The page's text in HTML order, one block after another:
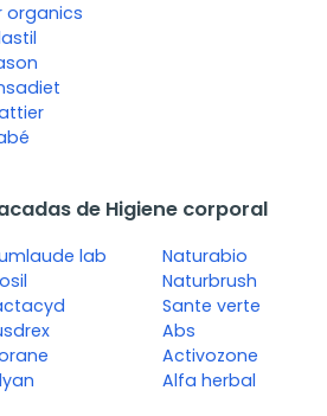
organics
de Higiene corporal
lab
Naturabio
Naturbrush
Sante verte
Abs
Activozone
Alfa herbal